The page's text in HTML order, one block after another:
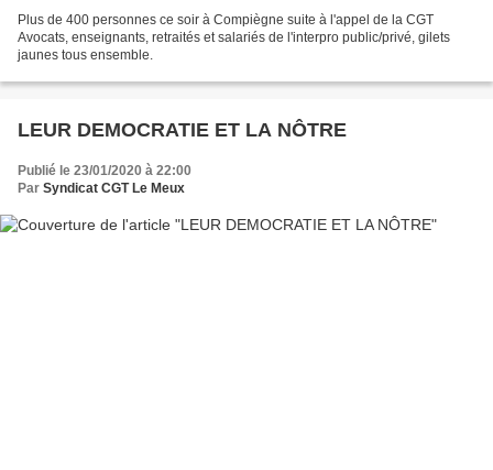
Plus de 400 personnes ce soir à Compiègne suite à l'appel de la CGT
Avocats, enseignants, retraités et salariés de l'interpro public/privé, gilets
jaunes tous ensemble.
LEUR DEMOCRATIE ET LA NÔTRE
Publié le 23/01/2020 à 22:00
Par Syndicat CGT Le Meux